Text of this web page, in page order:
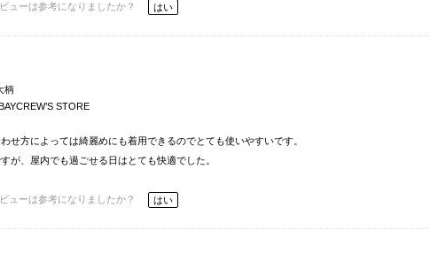
ューは参考になりましたか？ はい
柄
STORE
せ方によっては綺麗めにも着用できるのでとても使いやすいです。
が、屋内でも過ごせる日はとても快適でした。
ューは参考になりましたか？ はい